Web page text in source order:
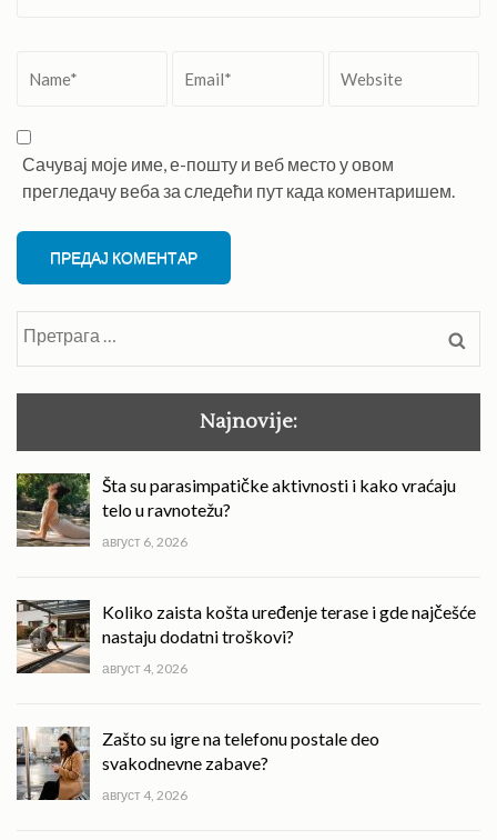
Сачувај моје име, е-пошту и веб место у овом
прегледачу веба за следећи пут када коментаришем.
Najnovije:
Šta su parasimpatičke aktivnosti i kako vraćaju
telo u ravnotežu?
август 6, 2026
Koliko zaista košta uređenje terase i gde najčešće
nastaju dodatni troškovi?
август 4, 2026
Zašto su igre na telefonu postale deo
svakodnevne zabave?
август 4, 2026